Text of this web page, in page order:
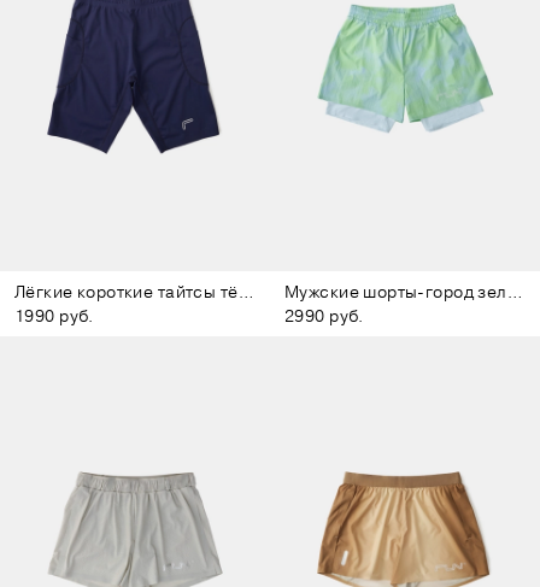
Лёгкие короткие тайтсы тёмно-синие
1990 руб.
Мужские шорты-город зелёно-голубые
2990 руб.